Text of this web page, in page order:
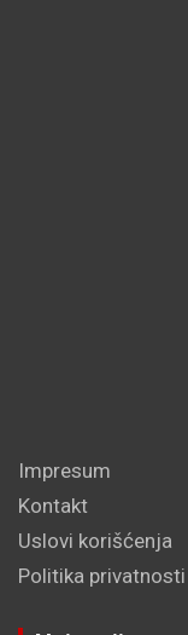
Impresum
Kontakt
Uslovi korišćenja
Politika privatnosti